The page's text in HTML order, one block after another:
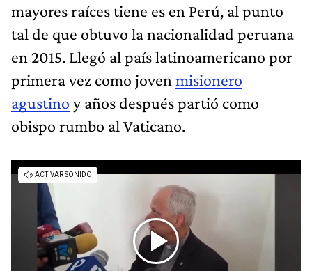
mayores raíces tiene es en Perú, al punto
tal de que obtuvo la nacionalidad peruana
en 2015. Llegó al país latinoamericano por
primera vez como joven misionero
agustino y años después partió como
obispo rumbo al Vaticano.